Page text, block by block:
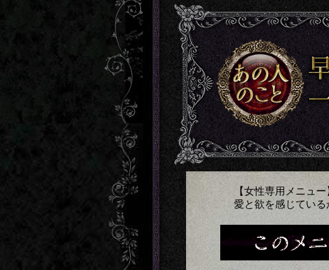
【女性専用メニュ
愛と欲を感じている